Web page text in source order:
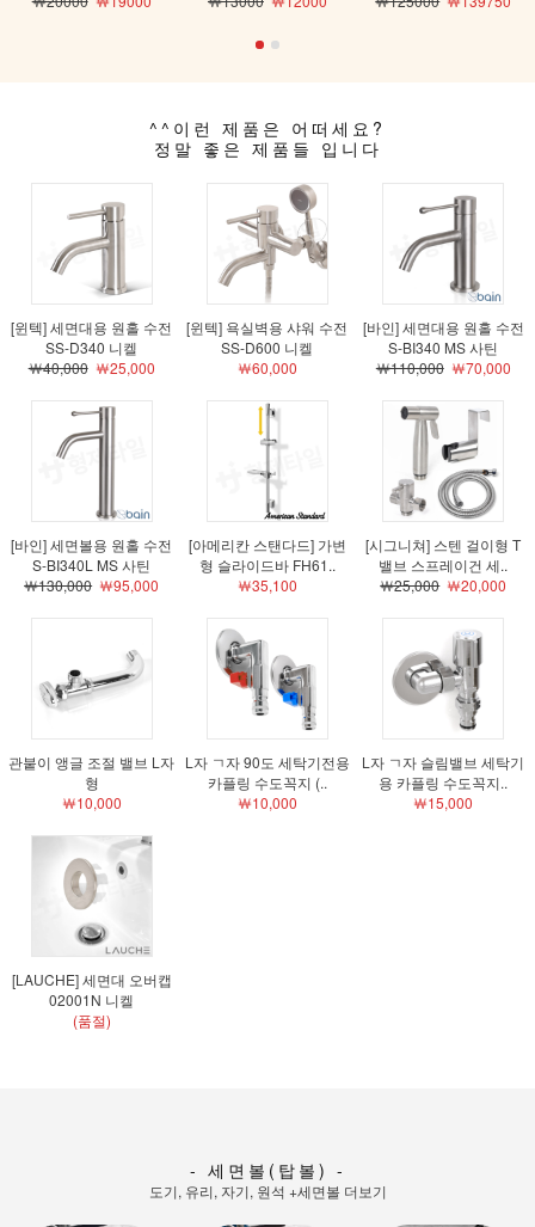
^^이런 제품은 어떠세요?
정말 좋은 제품들 입니다
[윈텍] 세면대용 원홀 수전
SS-D340 니켈
￦40,000￦25,000
[윈텍] 욕실벽용 샤워 수전
SS-D600 니켈
￦60,000
[바인] 세면대용 원홀 수전
S-BI340 MS 사틴
￦110,000￦70,000
[바인] 세면볼용 원홀 수전
S-BI340L MS 사틴
￦130,000￦95,000
[아메리칸 스탠다드] 가변
형 슬라이드바 FH61..
￦35,100
[시그니쳐] 스텐 걸이형 T
밸브 스프레이건 세..
￦25,000￦20,000
관붙이 앵글 조절 밸브 L자
형
￦10,000
L자 ㄱ자 90도 세탁기전용
카플링 수도꼭지 (..
￦10,000
L자 ㄱ자 슬림밸브 세탁기
용 카플링 수도꼭지..
￦15,000
[LAUCHE] 세면대 오버캡
02001N 니켈
(품절)
- 세면볼(탑볼) -
도기, 유리, 자기, 원석 +세면볼 더보기